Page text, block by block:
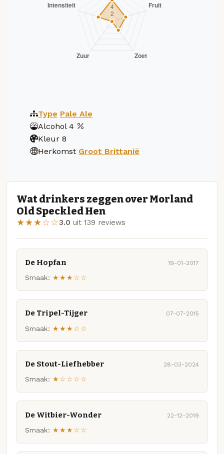
Type Pale Ale
Alcohol 4
Kleur 8
Herkomst Groot Brittanië
Wat drinkers zeggen over Morland
Old Speckled Hen
★★★☆☆3.0 uit 139 reviews
De Hopfan 19-01-2017
Smaak: ★★★☆☆
De Tripel-Tijger 07-07-2015
Smaak: ★★★☆☆
De Stout-Liefhebber 28-03-2024
Smaak: ★☆☆☆☆
De Witbier-Wonder 22-12-2019
Smaak: ★★★☆☆